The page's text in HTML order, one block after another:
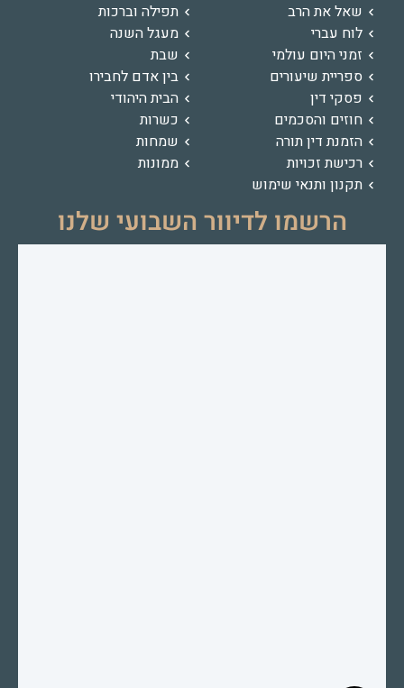
שאל את הרב
לוח עברי
זמני היום עולמי
ספריית שיעורים
פסקי דין
חוזים והסכמים
הזמנת דין תורה
רכישת זכויות
תקנון ותנאי שימוש
תפילה וברכות
מעגל השנה
שבת
בין אדם לחבירו
הבית היהודי
כשרות
שמחות
ממונות
הרשמו לדיוור השבועי שלנו